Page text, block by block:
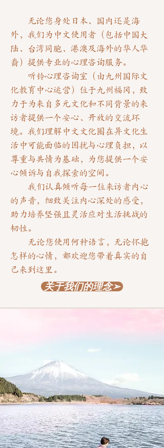
无论您身处日本、国内还是海
外，我们为中文使用者（包括中国大
陆、台湾同胞、港澳及海外的华人华
裔）提供专业的心理咨询服务。
听铃心理咨询室（由九州国际文
化教育中心运营） 位于九州福冈，致
力于为来自多元文化和不同背景的来
访者提供一个安心、开放的交流环
境。我们理解中文文化圈在异文化生
活中可能面临的困扰与心理负担，以
尊重与共情为基础，为您提供一个安
心倾诉与自我探索的空间。
我们认真倾听每一位来访者内心
的声音，细致关注内心深处的感受，
助力培养坚强且灵活应对生活挑战的
韧性。
无论您使用何种语言，无论怀抱
怎样的心情，都欢迎您带着真实的自
己来到这里。
关于我们的理念➢